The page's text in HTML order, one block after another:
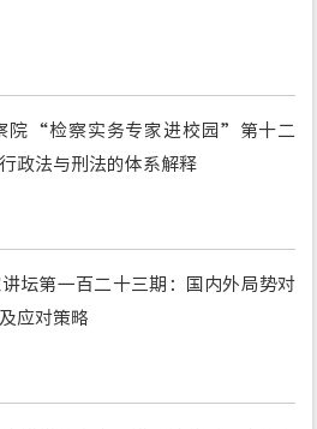
院“检察实务专家进校园”第十二
政法与刑法的体系解释
坛第一百二十三期：国内外局势对
应对策略